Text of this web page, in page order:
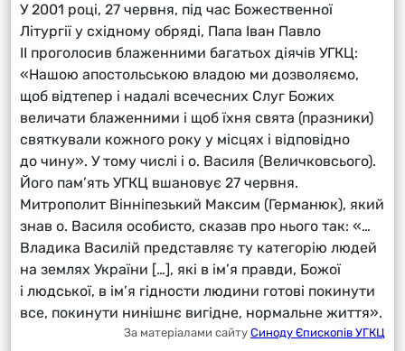
У 2001 році, 27 червня, під час Божественної
Літургії у східному обряді, Папа Іван Павло
ІІ проголосив блаженними багатьох діячів УГКЦ:
«Нашою апостольською владою ми дозволяємо,
щоб відтепер і надалі всечесних Слуг Божих
величати блаженними і щоб їхня свята (празники)
святкували кожного року у місцях і відповідно
до чину». У тому числі і о. Василя (Величковсього).
Його пам’ять УГКЦ вшановує 27 червня.
Митрополит Вінніпезький Максим (Германюк), який
знав о. Василя особисто, сказав про нього так: «…
Владика Василій представляє ту категорію людей
на землях України […], які в ім’я правди, Божої
і людської, в ім’я гідности людини готові покинути
все, покинути нинішнє вигідне, нормальне життя».
За матеріалами сайту Синоду Єпископів УГКЦ